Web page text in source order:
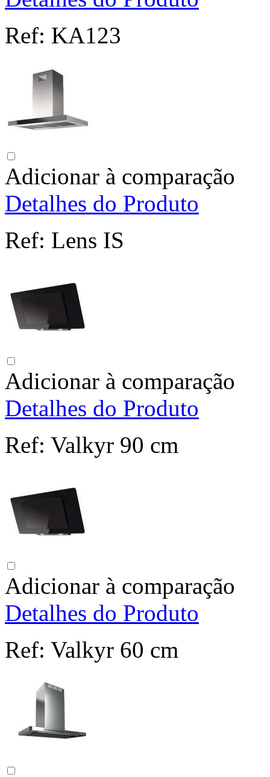
Ref: KA123
Adicionar à comparação
Detalhes do Produto
Ref: Lens IS
Adicionar à comparação
Detalhes do Produto
Ref: Valkyr 90 cm
Adicionar à comparação
Detalhes do Produto
Ref: Valkyr 60 cm